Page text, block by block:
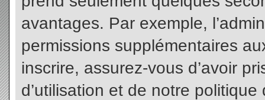
avantages. Par exemple,
permissions supplémentaires
inscrire, assurez-vous d’avoir
d’utilisation et de notre